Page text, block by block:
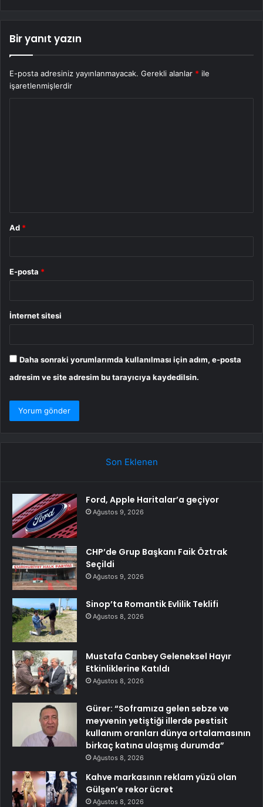
Bir yanıt yazın
E-posta adresiniz yayınlanmayacak. Gerekli alanlar * ile
işaretlenmişlerdir
Ad *
E-posta *
İnternet sitesi
Daha sonraki yorumlarımda kullanılması için adım, e-posta
adresim ve site adresim bu tarayıcıya kaydedilsin.
Son Eklenen
Ford, Apple Haritalar’a geçiyor
Ağustos 9, 2026
CHP’de Grup Başkanı Faik Öztrak
Seçildi
Ağustos 9, 2026
Sinop’ta Romantik Evlilik Teklifi
Ağustos 8, 2026
Mustafa Canbey Geleneksel Hayır
Etkinliklerine Katıldı
Ağustos 8, 2026
Gürer: “Soframıza gelen sebze ve
meyvenin yetiştiği illerde pestisit
kullanım oranları dünya ortalamasının
birkaç katına ulaşmış durumda”
Ağustos 8, 2026
Kahve markasının reklam yüzü olan
Gülşen’e rekor ücret
Ağustos 8, 2026